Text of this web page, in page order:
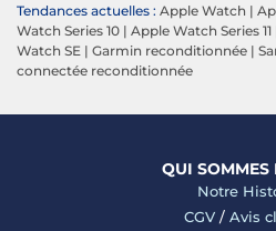
Tendances actuelles : Apple Watch |
Watch Series 10 | Apple Watch Series 11
Watch SE | Garmin reconditionnée |
connectée reconditionnée
QUI SOMMES
Notre
CGV/ Avis